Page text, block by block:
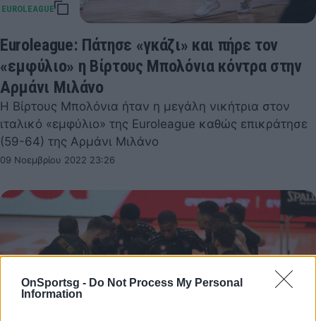
OnSportsg - Do Not Process My Personal
Information
Εuroleague: Πάτησε «γκάζι» και πήρε τον
«εμφύλιο» η Βίρτους Μπολόνια κόντρα στην
Αρμάνι Μιλάνο
Η Βίρτους Μπολόνια ήταν η μεγάλη νικήτρια στον
ιταλικό «εμφύλιο» της Euroleague καθώς επικράτησε
(59-64) της Αρμάνι Μιλάνο
09 Νοεμβρίου 2022 23:26